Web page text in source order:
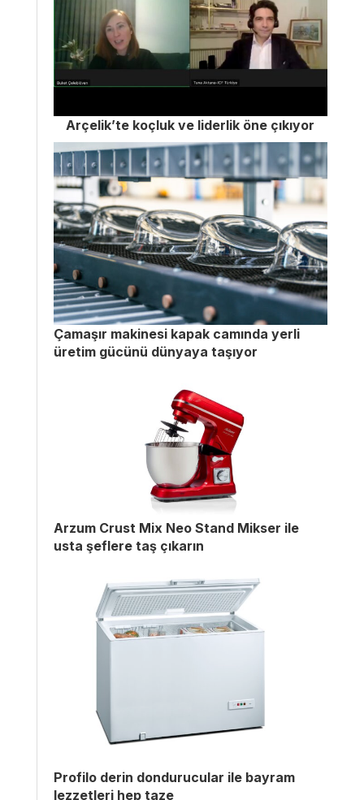
Arçelik’te koçluk ve liderlik öne çıkıyor
Çamaşır makinesi kapak camında yerli
üretim gücünü dünyaya taşıyor
Arzum Crust Mix Neo Stand Mikser ile
usta şeflere taş çıkarın
Profilo derin dondurucular ile bayram
lezzetleri hep taze